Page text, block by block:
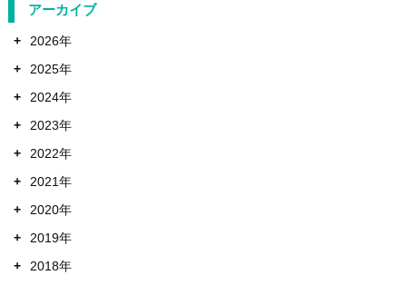
アーカイブ
+
2026年
+
2025年
+
2024年
+
2023年
+
2022年
+
2021年
+
2020年
+
2019年
+
2018年